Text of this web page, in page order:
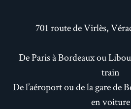
701 route de Virlès,
De Paris à Bordeaux ou
train
De l’aéroport ou de la gare de
en voiture